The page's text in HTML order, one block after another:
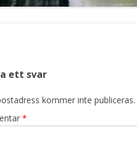
ett svar
kommer inte publiceras.
*